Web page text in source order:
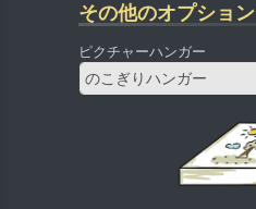
その他のオプション
ピクチャーハンガー
のこぎりハンガー